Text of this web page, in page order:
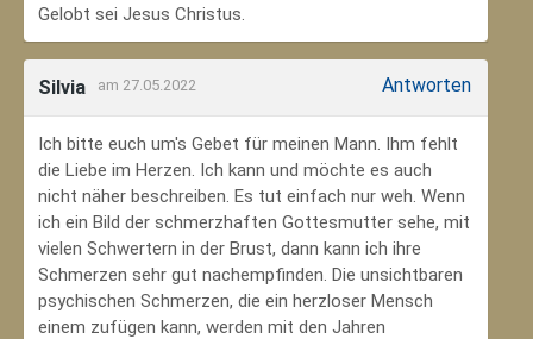
Gelobt sei Jesus Christus.
Silvia am 27.05.2022 Antworten
Ich bitte euch um's Gebet für meinen Mann. Ihm fehlt
die Liebe im Herzen. Ich kann und möchte es auch
nicht näher beschreiben. Es tut einfach nur weh. Wenn
ich ein Bild der schmerzhaften Gottesmutter sehe, mit
vielen Schwertern in der Brust, dann kann ich ihre
Schmerzen sehr gut nachempfinden. Die unsichtbaren
psychischen Schmerzen, die ein herzloser Mensch
einem zufügen kann, werden mit den Jahren